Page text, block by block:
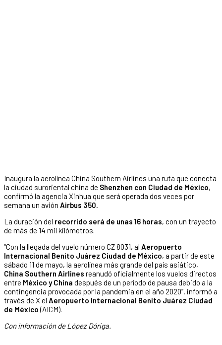
Inaugura la aerolínea China Southern Airlines una ruta que conecta
la ciudad suroriental china de Shenzhen con Ciudad de México,
confirmó la agencia Xinhua que será operada dos veces por
semana un avión Airbus 350.
La duración del recorrido será de unas 16 horas, con un trayecto
de más de 14 mil kilómetros.
“Con la llegada del vuelo número CZ 8031, al Aeropuerto
Internacional Benito Juárez Ciudad de México, a partir de este
sábado 11 de mayo, la aerolínea más grande del país asiático,
China Southern Airlines reanudó oficialmente los vuelos directos
entre México y China después de un período de pausa debido a la
contingencia provocada por la pandemia en el año 2020”, informó a
través de X el Aeropuerto Internacional Benito Juárez Ciudad
de México(AICM).
Con información de López Dóriga.